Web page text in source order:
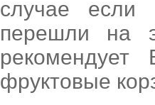
случае если
перешли на
фруктовые